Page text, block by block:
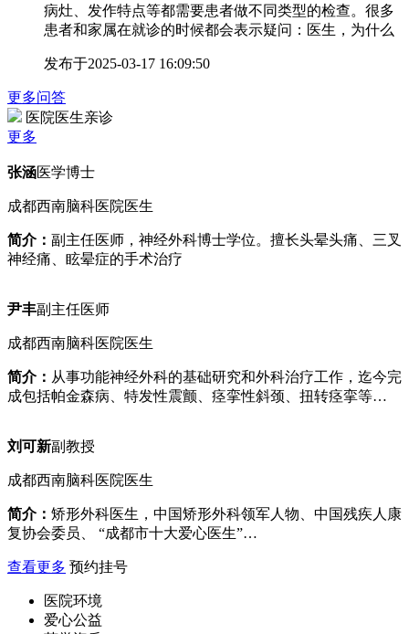
病灶、发作特点等都需要患者做不同类型的检查。很多
患者和家属在就诊的时候都会表示疑问：医生，为什么
发布于2025-03-17 16:09:50
更多问答
医院医生亲诊
更多
张涵医学博士
成都西南脑科医院医生
简介： 副主任医师，神经外科博士学位。擅长头晕头痛、三叉
神经痛、眩晕症的手术治疗
尹丰副主任医师
成都西南脑科医院医生
简介： 从事功能神经外科的基础研究和外科治疗工作，迄今完
成包括帕金森病、特发性震颤、痉挛性斜颈、扭转痉挛等…
刘可新副教授
成都西南脑科医院医生
简介： 矫形外科医生，中国矫形外科领军人物、中国残疾人康
复协会委员、 “成都市十大爱心医生”…
查看更多 预约挂号
医院环境
爱心公益